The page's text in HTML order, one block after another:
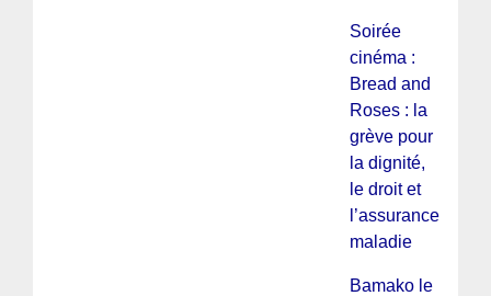
Soirée
cinéma :
Bread and
Roses : la
grève pour
la dignité,
le droit et
l’assurance
maladie
Bamako le